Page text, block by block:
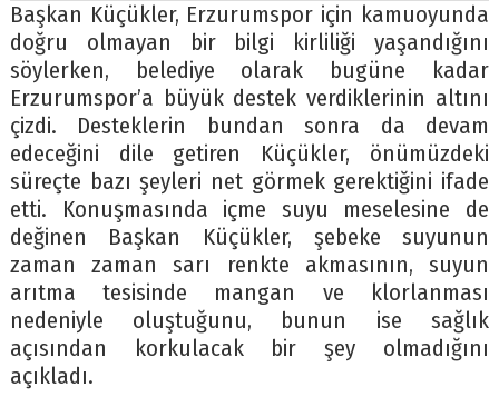
Başkan Küçükler, Erzurumspor için kamuoyunda
doğru olmayan bir bilgi kirliliği yaşandığını
söylerken, belediye olarak bugüne kadar
Erzurumspor’a büyük destek verdiklerinin altını
çizdi. Desteklerin bundan sonra da devam
edeceğini dile getiren Küçükler, önümüzdeki
süreçte bazı şeyleri net görmek gerektiğini ifade
etti. Konuşmasında içme suyu meselesine de
değinen Başkan Küçükler, şebeke suyunun
zaman zaman sarı renkte akmasının, suyun
arıtma tesisinde mangan ve klorlanması
nedeniyle oluştuğunu, bunun ise sağlık
açısından korkulacak bir şey olmadığını
açıkladı.